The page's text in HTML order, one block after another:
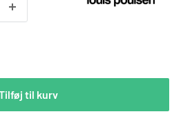
til kurv